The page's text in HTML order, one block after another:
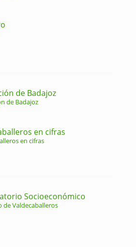
de Badajoz
de Badajoz
en cifras
en cifras
Socioeconómico
de Valdecaballeros